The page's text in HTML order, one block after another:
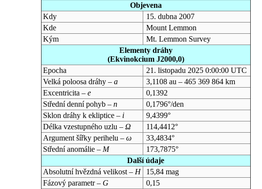
Objevena
Kdy
15. dubna 2007
Kde
Mount Lemmon
Kým
Mt. Lemmon Survey
Elementy dráhy
(Ekvinokcium J2000,0)
Epocha
21. listopadu 2025 0:00:00 UTC
Velká poloosa dráhy – a
3,1108 au – 465 369 864 km
Excentricita – e
0,1392
Střední denní pohyb – n
0,1796°/den
Sklon dráhy k ekliptice – i
9,4399°
Délka vzestupného uzlu – Ω
114,4412°
Argument šířky perihelu – ω
33,4834°
Střední anomálie – M
173,7875°
Další údaje
Absolutní hvězdná velikost – H
15,84 mag
Fázový parametr – G
0,15